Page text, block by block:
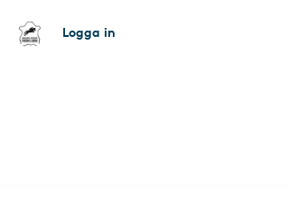
Logga in